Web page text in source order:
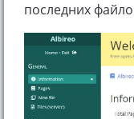
последних